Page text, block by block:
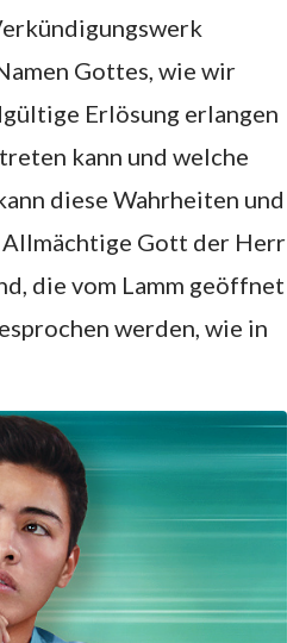
Gottes, wie wir
Erlösung erlangen
kann und welche
diese Wahrheiten und
Allmächtige Gott der Herr
die vom Lamm geöffnet
werden, wie in